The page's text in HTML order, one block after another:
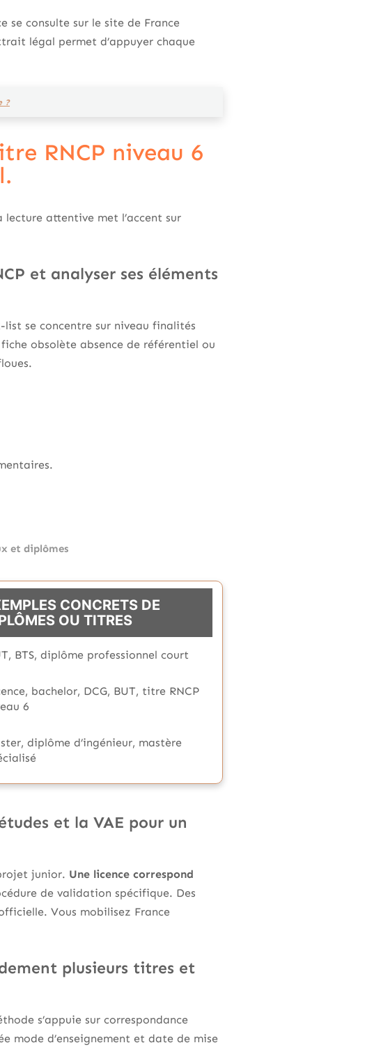
se consulte sur le site de France
légal permet d’appuyer chaque
?
RNCP niveau 6
lecture attentive met l’accent sur
et analyser ses éléments
se concentre sur niveau finalités
obsolète absence de référentiel ou
et diplômes
CONCRETS DE
OU TITRES
BTS, diplôme professionnel court
bachelor, DCG, BUT, titre RNCP
6
diplôme d’ingénieur, mastère
et la VAE pour un
junior. Une licence correspond
de validation spécifique. Des
Vous mobilisez France
plusieurs titres et
s’appuie sur correspondance
mode d’enseignement et date de mise